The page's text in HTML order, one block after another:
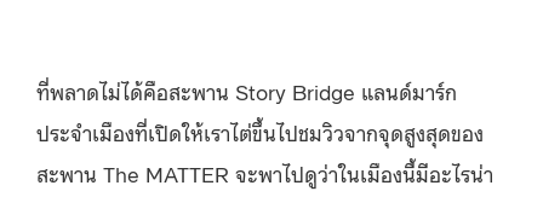
ที่พลาดไม่ได้คือสะพาน Story Bridge แลนด์มาร์ก
ประจำเมืองที่เปิดให้เราไต่ขึ้นไปชมวิวจากจุดสูงสุดของ
สะพาน The MATTER จะพาไปดูว่าในเมืองนี้มีอะไรน่า